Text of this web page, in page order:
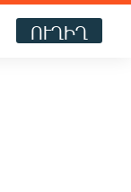
ՈՒՂԻՂ